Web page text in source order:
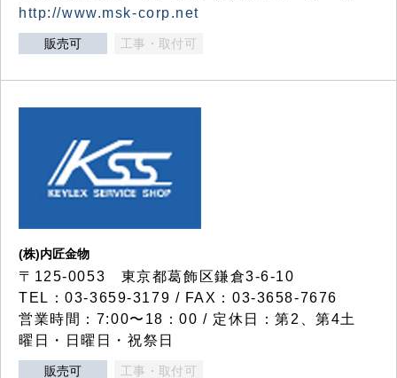
http://www.msk-corp.net
販売可 工事・取付可
(株)内匠金物
〒125-0053 東京都葛飾区鎌倉3-6-10
TEL：03-3659-3179 / FAX：03-3658-7676
営業時間：7:00〜18：00 / 定休日：第2、第4土
曜日・日曜日・祝祭日
販売可 工事・取付可